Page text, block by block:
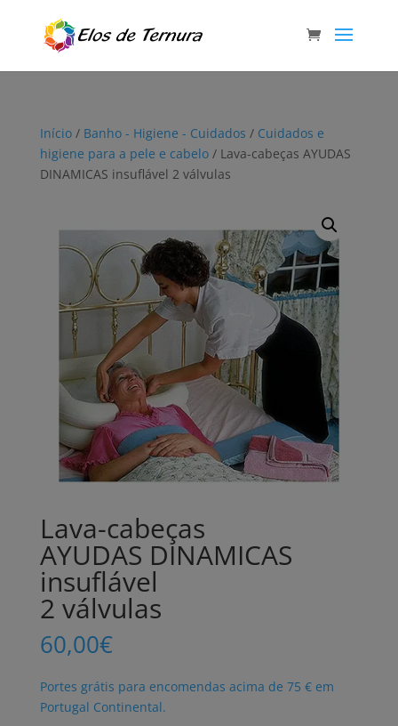
Início/ Banho - Higiene - Cuidados / Cuidados e
higiene para a pele e cabelo/ Lava-cabeças AYUDAS
DINAMICAS insuflável 2 válvulas
Lava-cabeças
AYUDAS DINAMICAS
insuflável
2 válvulas
60,00€
Portes grátis para encomendas acima de 75 € em
Portugal Continental.